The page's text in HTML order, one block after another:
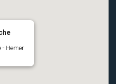
- Hemer